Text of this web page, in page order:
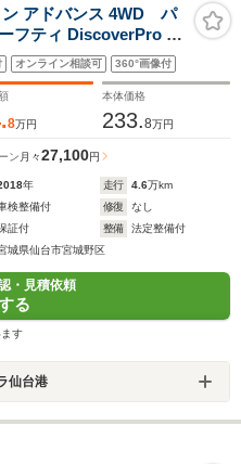
純正15イン
ミ オートライ
トエアコン
アコン
ル オーディ
チ スリムサ
ーター ロー
ェード
アドバンス 4WD パ
フティ DiscoverPro 前
運転席マッサージ機能
テム アラウンドビュ
オンライン相談可 360°画像付
8万円
本体価格
233.8万円
ン 月々27,100円
年 走行 4.6万km
検整備付 修復
なし
証付 整備
法定整備付
城県仙台市宮城野区
・見積依頼
る
す
仙台港